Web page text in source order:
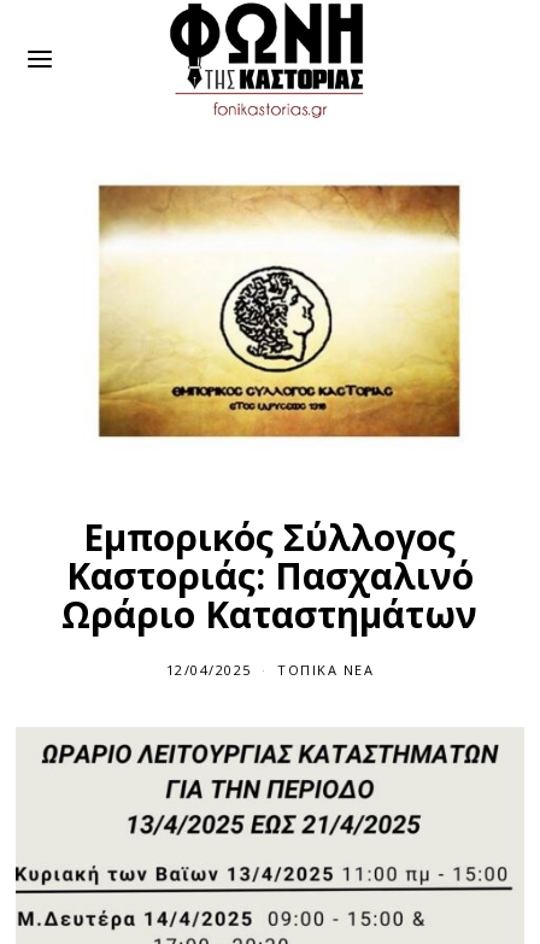
Εμπορικός Σύλλογος
Καστοριάς: Πασχαλινό
Ωράριο Καταστημάτων
12/04/2025 ΤΟΠΙΚΆ ΝΈΑ